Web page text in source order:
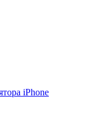
iPhone